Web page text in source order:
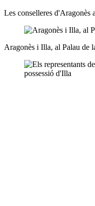
Les conselleres d'Aragonès
Aragonès i Illa, al Palau de